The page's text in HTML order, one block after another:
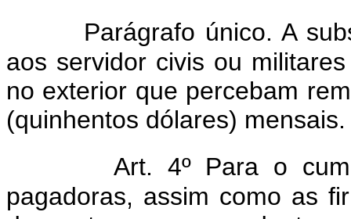
Parágrafo único. A
aos servidor civis ou
no exterior que percebam
(quinhentos dólares) mensais.
Art. 4º Para o
pagadoras, assim como as